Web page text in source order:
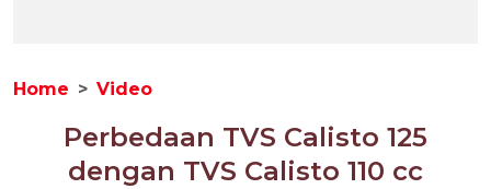
Home Video
Perbedaan TVS Calisto 125
dengan TVS Calisto 110 cc